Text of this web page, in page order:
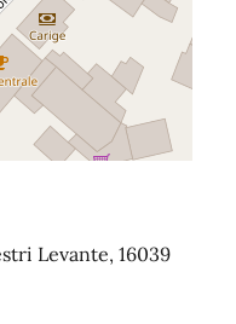
Levante, 16039